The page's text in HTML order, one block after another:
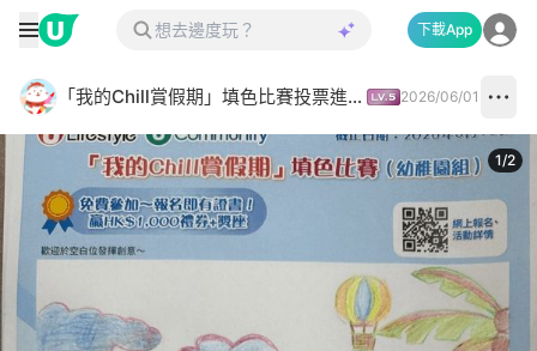
下載App
「我的Chill賞假期」填色比賽投票進行中✅ 2026/06/01
1/2